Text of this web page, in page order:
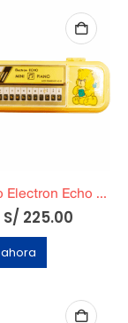
Mini Piano Electron Echo Funcional + Cartuchera
S/ 225.00